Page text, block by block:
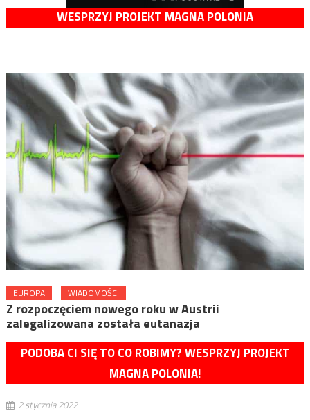
WESPRZYJ PROJEKT MAGNA POLONIA
EUROPA WIADOMOŚCI
Z rozpoczęciem nowego roku w Austrii
zalegalizowana została eutanazja
PODOBA CI SIĘ TO CO ROBIMY? WESPRZYJ PROJEKT
MAGNA POLONIA!
2 stycznia 2022